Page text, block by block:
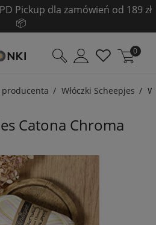
WYPRZEDAŻ! ☀️ Sprawdź!
0
producenta Włóczki Scheepjes
Catona Chroma